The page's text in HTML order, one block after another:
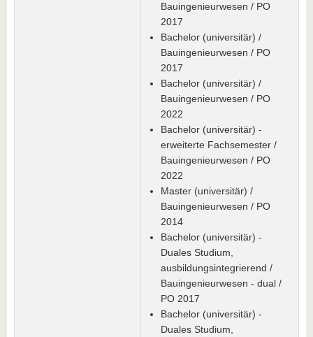
Bauingenieurwesen / PO
2017
Bachelor (universitär) /
Bauingenieurwesen / PO
2017
Bachelor (universitär) /
Bauingenieurwesen / PO
2022
Bachelor (universitär) -
erweiterte Fachsemester /
Bauingenieurwesen / PO
2022
Master (universitär) /
Bauingenieurwesen / PO
2014
Bachelor (universitär) -
Duales Studium,
ausbildungsintegrierend /
Bauingenieurwesen - dual /
PO 2017
Bachelor (universitär) -
Duales Studium,